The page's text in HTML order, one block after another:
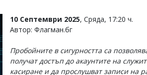
10 Септември 2025, Сряда, 17:20 ч.
Автор: Флагман.бг
Пробойните в сигурността са
получат достъп до акаунтите на
касиране и да прослушват записи на